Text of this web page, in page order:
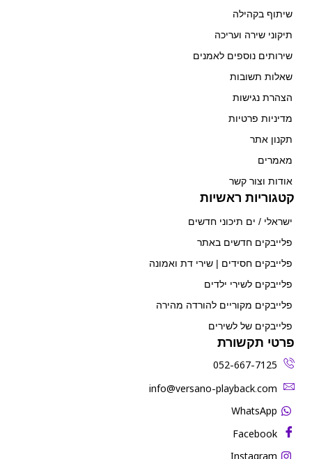
שיתוף בקהילה
תיקוני שירה ועריכה
שירותים נוספים לאמנים
שאלות תשובות
הצהרת נגישות
מדיניות פרטיות
תקנון אתר
מאמרים
אודות וצור קשר
קטגוריות ראשיות
ישראלי / ים תיכוני חדשים
פלייבקים חדשים באתר
פלייבקים חסידים | שירי דת ואמונה
פלייבקים לשירי ילדים
פלייבקים מקוריים להורדה מהירה
פלייבקים של לשירים
פרטי תקשורת
052-667-7125
‫info@versano-playback.com‬
WhatsApp
Facebook
Instagram